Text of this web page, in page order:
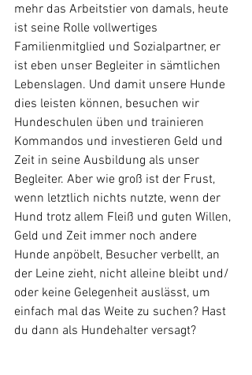
mehr das Arbeitstier von damals, heute
ist seine Rolle vollwertiges
Familienmitglied und Sozialpartner, er
ist eben unser Begleiter in sämtlichen
Lebenslagen. Und damit unsere Hunde
dies leisten können, besuchen wir
Hundeschulen üben und trainieren
Kommandos und investieren Geld und
Zeit in seine Ausbildung als unser
Begleiter. Aber wie groß ist der Frust,
wenn letztlich nichts nutzte, wenn der
Hund trotz allem Fleiß und guten Willen,
Geld und Zeit immer noch andere
Hunde anpöbelt, Besucher verbellt, an
der Leine zieht, nicht alleine bleibt und/
oder keine Gelegenheit auslässt, um
einfach mal das Weite zu suchen? Hast
du dann als Hundehalter versagt?